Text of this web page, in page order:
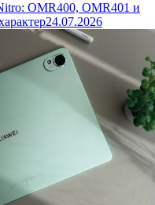
OMR400, OMR401 и
24.07.2026